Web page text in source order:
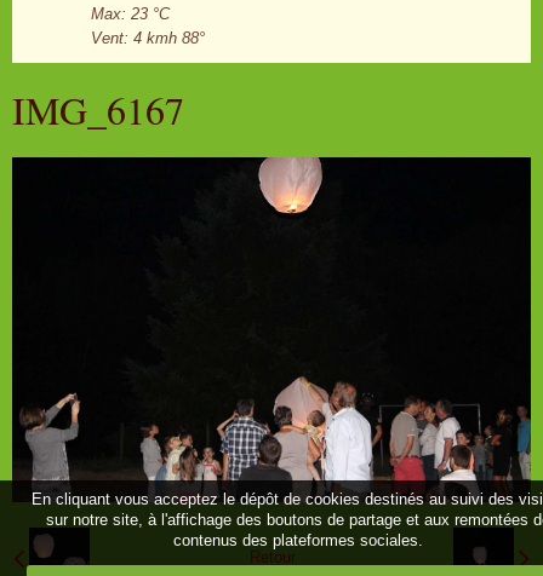
Max: 23 °C
Vent: 4 kmh 88°
IMG_6167
Retour
En cliquant vous acceptez le dépôt de cookies destinés au suivi des
sur notre site, à l'affichage des boutons de partage et aux remontées
contenus des plateformes sociales.